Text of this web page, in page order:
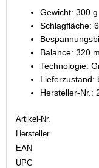
Gewicht: 300 g
Schlagfläche:
Balance: 320
Technologie:
Lieferzustand:
Hersteller-Nr.:
Artikel-Nr.
Hersteller
EAN
UPC